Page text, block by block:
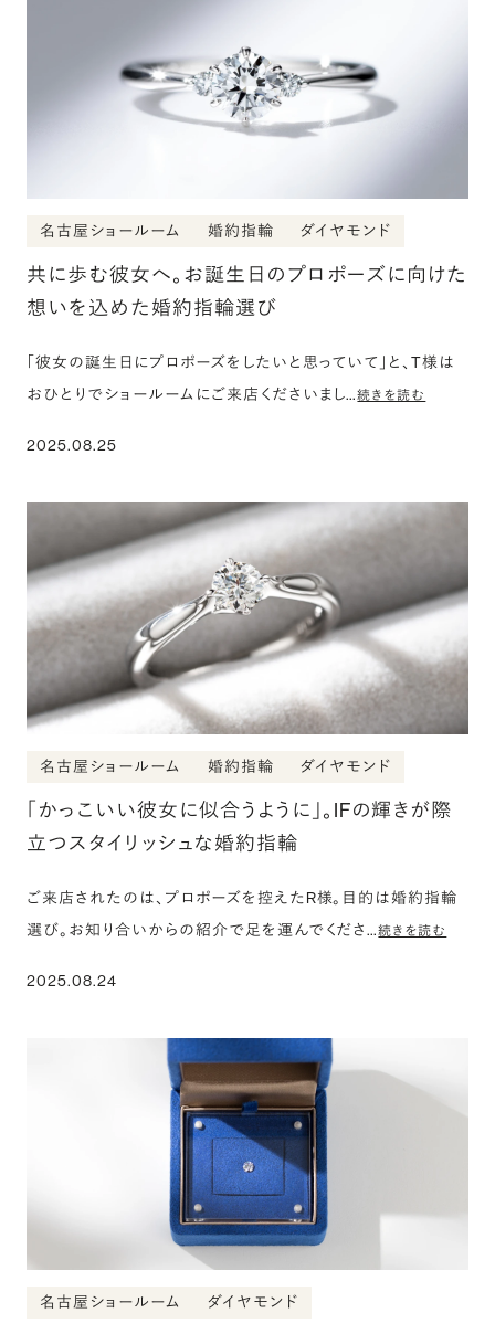
名古屋ショールーム 婚約指輪 ダイヤモンド
共に歩む彼女へ。お誕生日のプロポーズに向けた
想いを込めた婚約指輪選び
「彼女の誕生日にプロポーズをしたいと思っていて」と、T様は
おひとりでショールームにご来店くださいまし…続きを読む
2025.08.25
名古屋ショールーム 婚約指輪 ダイヤモンド
「かっこいい彼女に似合うように」。IFの輝きが際
立つスタイリッシュな婚約指輪
ご来店されたのは、プロポーズを控えたR様。目的は婚約指輪
選び。お知り合いからの紹介で足を運んでくださ…続きを読む
2025.08.24
名古屋ショールーム ダイヤモンド